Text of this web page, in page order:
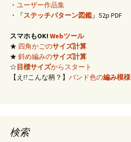
・ ユーザー作品集
・『ステッチパターン図鑑』52p PDF
スマホもOK! Webツール
★ 四角かごのサイズ計算
★ 斜め編みのサイズ計算
☆ 目標サイズからスタート
【え!?こんな柄？】 バンド色の編み模様
検索